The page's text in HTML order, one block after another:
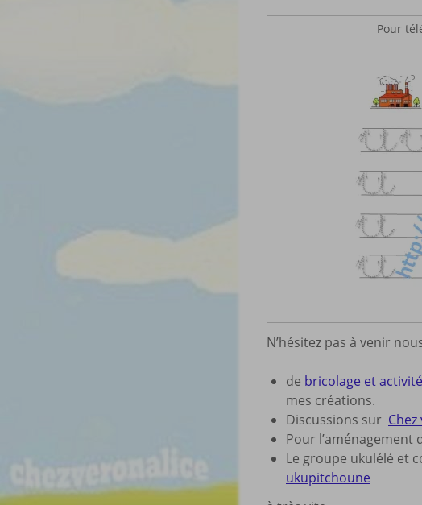
Pour
N’hésitez pas à venir
de bricolage et
mes créations.
Discussions sur
Pour l’aménagement
Le groupe ukulélé et
ukupitchoune